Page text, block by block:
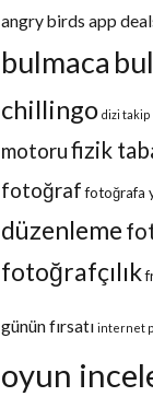
angry birds app
bulmaca
chillingo dizi takip
motorufizik
fotoğraf fotoğrafa
düzenleme
fotoğrafçılık
günün fırsatı internet
oyun